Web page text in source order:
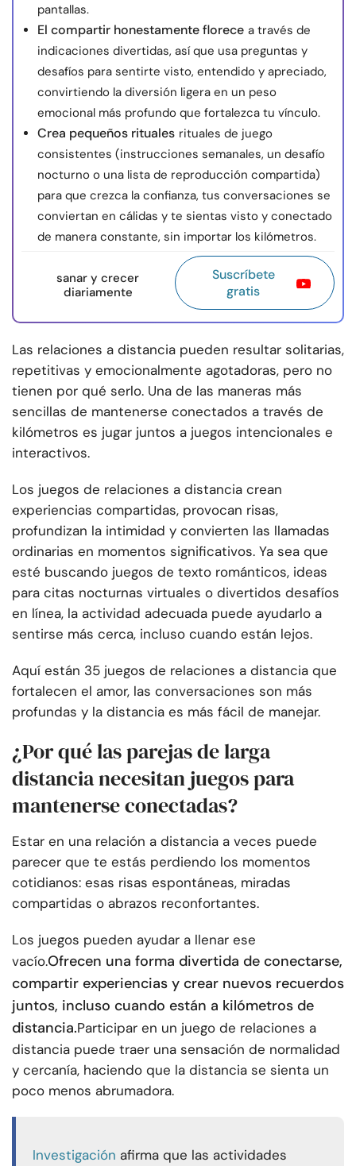
pantallas.
El compartir honestamente florece a través de
indicaciones divertidas, así que usa preguntas y
desafíos para sentirte visto, entendido y apreciado,
convirtiendo la diversión ligera en un peso
emocional más profundo que fortalezca tu vínculo.
Crea pequeños rituales rituales de juego
consistentes (instrucciones semanales, un desafío
nocturno o una lista de reproducción compartida)
para que crezca la confianza, tus conversaciones se
conviertan en cálidas y te sientas visto y conectado
de manera constante, sin importar los kilómetros.
sanar y crecer
diariamente
Suscríbete
gratis
Las relaciones a distancia pueden resultar solitarias,
repetitivas y emocionalmente agotadoras, pero no
tienen por qué serlo. Una de las maneras más
sencillas de mantenerse conectados a través de
kilómetros es jugar juntos a juegos intencionales e
interactivos.
Los juegos de relaciones a distancia crean
experiencias compartidas, provocan risas,
profundizan la intimidad y convierten las llamadas
ordinarias en momentos significativos. Ya sea que
esté buscando juegos de texto románticos, ideas
para citas nocturnas virtuales o divertidos desafíos
en línea, la actividad adecuada puede ayudarlo a
sentirse más cerca, incluso cuando están lejos.
Aquí están 35 juegos de relaciones a distancia que
fortalecen el amor, las conversaciones son más
profundas y la distancia es más fácil de manejar.
¿Por qué las parejas de larga
distancia necesitan juegos para
mantenerse conectadas?
Estar en una relación a distancia a veces puede
parecer que te estás perdiendo los momentos
cotidianos: esas risas espontáneas, miradas
compartidas o abrazos reconfortantes.
Los juegos pueden ayudar a llenar ese
vacío.Ofrecen una forma divertida de conectarse,
compartir experiencias y crear nuevos recuerdos
juntos, incluso cuando están a kilómetros de
distancia.Participar en un juego de relaciones a
distancia puede traer una sensación de normalidad
y cercanía, haciendo que la distancia se sienta un
poco menos abrumadora.
Investigación afirma que las actividades